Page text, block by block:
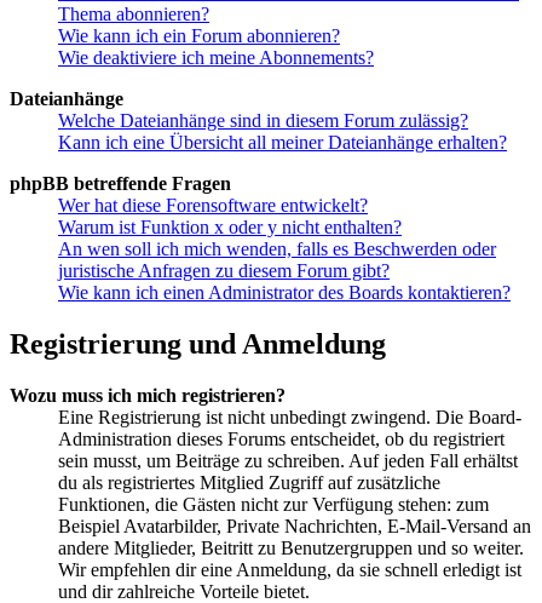
Thema abonnieren?
Wie kann ich ein Forum abonnieren?
Wie deaktiviere ich meine Abonnements?
Dateianhänge
Welche Dateianhänge sind in diesem Forum zulässig?
Kann ich eine Übersicht all meiner Dateianhänge erhalten?
phpBB betreffende Fragen
Wer hat diese Forensoftware entwickelt?
Warum ist Funktion x oder y nicht enthalten?
An wen soll ich mich wenden, falls es Beschwerden oder
juristische Anfragen zu diesem Forum gibt?
Wie kann ich einen Administrator des Boards kontaktieren?
Registrierung und Anmeldung
Wozu muss ich mich registrieren?
Eine Registrierung ist nicht unbedingt zwingend. Die Board-
Administration dieses Forums entscheidet, ob du registriert
sein musst, um Beiträge zu schreiben. Auf jeden Fall erhältst
du als registriertes Mitglied Zugriff auf zusätzliche
Funktionen, die Gästen nicht zur Verfügung stehen: zum
Beispiel Avatarbilder, Private Nachrichten, E-Mail-Versand an
andere Mitglieder, Beitritt zu Benutzergruppen und so weiter.
Wir empfehlen dir eine Anmeldung, da sie schnell erledigt ist
und dir zahlreiche Vorteile bietet.